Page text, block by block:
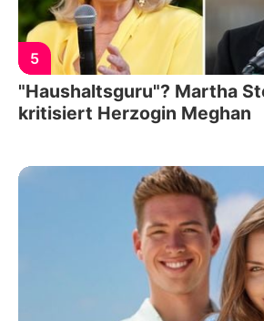
5
"Haushaltsguru"? Martha
kritisiert Herzogin Meghan